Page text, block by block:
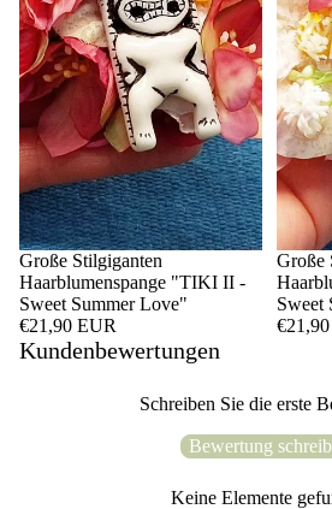
Große Stilgiganten
Haarblumenspange "TIKI II -
Sweet Summer Love"
€21,90 EUR
Große
Sweet
Kundenbewertungen
Schreiben Sie die erste
Bewertung
Keine Elemente